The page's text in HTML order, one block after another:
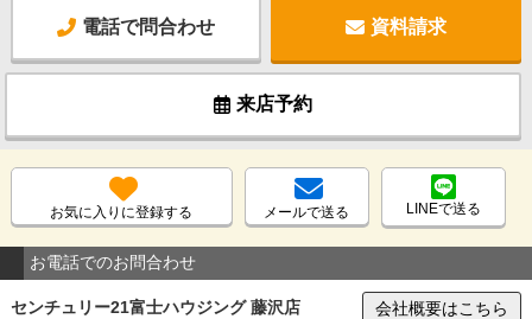
電話で問合わせ 資料請求
来店予約
お気に入りに登録する メールで送る LINEで送る
お電話でのお問合わせ
センチュリー21富士ハウジング 藤沢店 会社概要はこちら